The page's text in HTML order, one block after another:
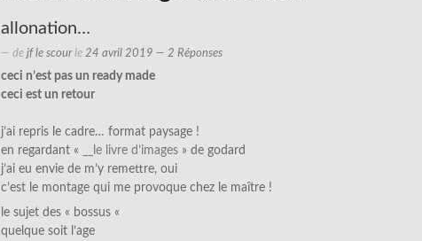
allonation…
— de jf le scourle 24 avril 2019 — 2 Réponses
ceci n’est pas un ready made
ceci est un retour
j’ai repris le cadre… format paysage !
en regardant «
__le livre d’images » de godard
j’ai eu envie de m’y remettre, oui
c’est le montage qui me provoque chez le maître !
le sujet des « bossus «
quelque soit l’age